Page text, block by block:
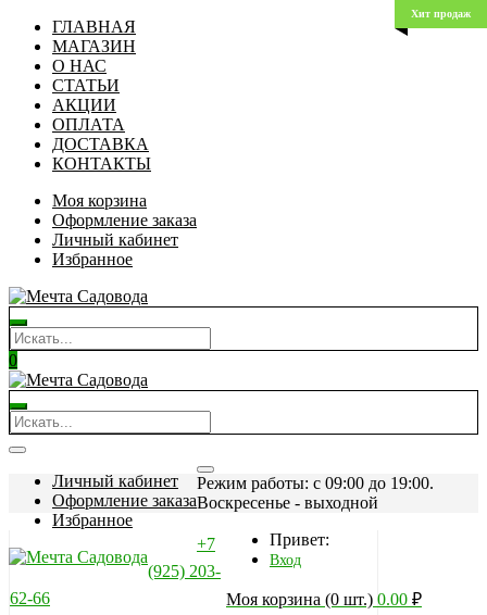
ГЛАВНАЯ
МАГАЗИН
О НАС
СТАТЬИ
АКЦИИ
ОПЛАТА
ДОСТАВКА
КОНТАКТЫ
Моя корзина
Оформление заказа
Личный кабинет
Избранное
0
Личный кабинет
Оформление заказа
Избранное
Режим работы: c 09:00 до 19:00.
Воскресенье - выходной
Привет:
Вход
Моя корзина (0 шт.) 0.00 ₽
+7
(925) 203-
62-66
Хит продаж